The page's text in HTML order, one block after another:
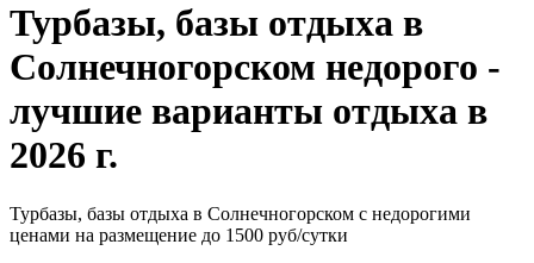
Турбазы, базы отдыха в
Солнечногорском недорого -
лучшие варианты отдыха в
2026 г.
Турбазы, базы отдыха в Солнечногорском c недорогими
ценами на размещение до 1500 руб/сутки